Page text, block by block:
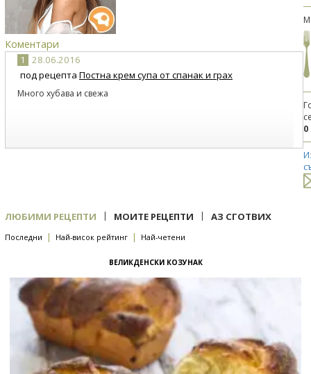
Коментари
1
28.06.2016
под рецепта Постна крем супа от спанак и грах
Много хубава и свежа
0
ЛЮБИМИ РЕЦЕПТИ | МОИТЕ РЕЦЕПТИ | АЗ СГОТВИХ
Последни | Най-висок рейтинг | Най-четени
ВЕЛИКДЕНСКИ КОЗУНАК